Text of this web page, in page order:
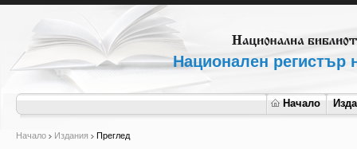
Национален регистър
Начало
Начало Издания Преглед